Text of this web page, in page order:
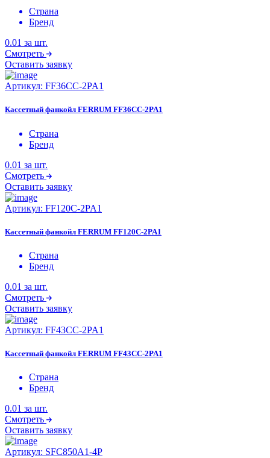
Страна
Бренд
0.01 за шт.
Смотреть
Оставить заявку
Артикул: FF36CC-2PA1
Кассетный фанкойл FERRUM FF36CC-2PA1
Страна
Бренд
0.01 за шт.
Смотреть
Оставить заявку
Артикул: FF120C-2PA1
Кассетный фанкойл FERRUM FF120C-2PA1
Страна
Бренд
0.01 за шт.
Смотреть
Оставить заявку
Артикул: FF43CC-2PA1
Кассетный фанкойл FERRUM FF43CC-2PA1
Страна
Бренд
0.01 за шт.
Смотреть
Оставить заявку
Артикул: SFC850A1-4P